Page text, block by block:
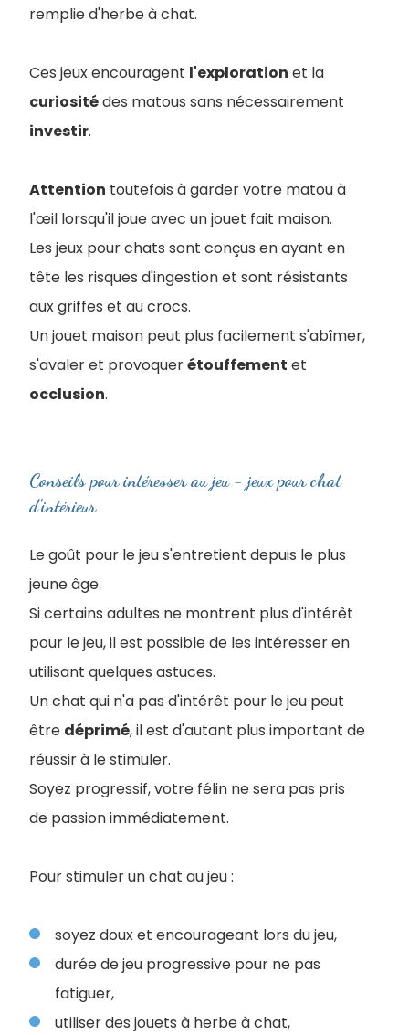
remplie d'herbe à chat.
Ces jeux encouragent l'exploration et la
curiositédes matous sans nécessairement
investir.
Attention toutefois à garder votre matou à
l'œil lorsqu'il joue avec un jouet fait maison.
Les jeux pour chats sont conçus en ayant en
tête les risques d'ingestion et sont résistants
aux griffes et au crocs.
Un jouet maison peut plus facilement s'abîmer,
s'avaler et provoquerétouffement et
occlusion.
Conseils pour intéresser au jeu - jeux pour chat
d'intérieur
Le goût pour le jeu s'entretient depuis le plus
jeune âge.
Si certains adultes ne montrent plus d'intérêt
pour le jeu, il est possible de les intéresser en
utilisant quelques astuces.
Un chat qui n'a pas d'intérêt pour le jeu peut
être déprimé, il est d'autant plus important de
réussir à le stimuler.
Soyez progressif, votre félin ne sera pas pris
de passion immédiatement.
Pour stimuler un chat au jeu :
soyez doux et encourageant lors du jeu,
durée de jeu progressive pour ne pas
fatiguer,
utiliser des jouets à herbe à chat,